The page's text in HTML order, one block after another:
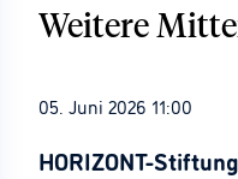
Weitere
05. Juni 2026 11:00
HORIZONT-